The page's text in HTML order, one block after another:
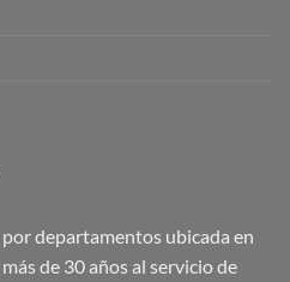
departamentos ubicada en
de 30 años al servicio de